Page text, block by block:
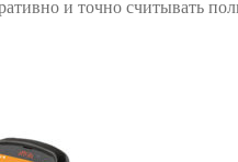
и точно считывать